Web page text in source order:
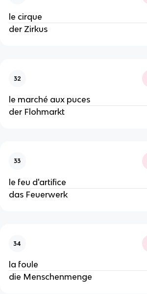
le cirque
der Zirkus
32
le marché aux puces
der Flohmarkt
33
le feu d'artifice
das Feuerwerk
34
la foule
die Menschenmenge